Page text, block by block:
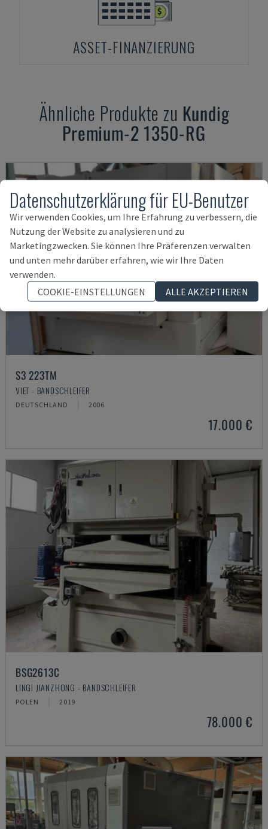
ASSET-FINANZIERUNG
Ähnliche Produkte zu Kundig
Premium-2 1350-RG
S3 223TM
VIET - BANDSCHLEIFER
DEUTSCHLAND 2006
17.000 €
BSG2613C
LINGI JIANZHONG - BANDSCHLEIFER
POLEN 2019
78.000 €
Datenschutzerklärung für EU-Benutzer
Wir verwenden Cookies, um Ihre Erfahrung zu verbessern, die
Nutzung der Website zu analysieren und zu
Marketingzwecken. Sie können Ihre Präferenzen verwalten
und unten mehr darüber erfahren, wie wir Ihre Daten
verwenden.
COOKIE-EINSTELLUNGEN
ALLE AKZEPTIEREN